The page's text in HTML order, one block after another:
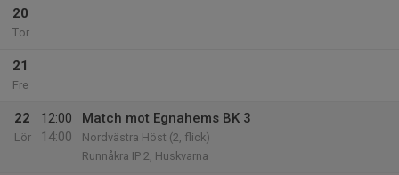
20
Tor
21
Fre
22
Lör
12:00
14:00
Match mot Egnahems BK 3
Nordvästra Höst (2, flick)
Runnåkra IP 2, Huskvarna